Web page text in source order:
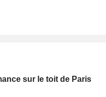
sur le toit de Paris